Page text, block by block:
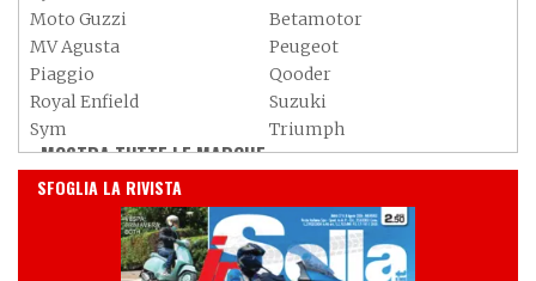
Moto Guzzi
Betamotor
MV Agusta
Peugeot
Piaggio
Qooder
Royal Enfield
Suzuki
Sym
Triumph
Vespa
Yamaha
Adiva
Aspes
Baotian
MOSTRA TUTTE LE MARCHE »
IN EDICOLA
SFOGLIA LA RIVISTA